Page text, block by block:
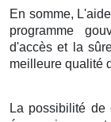
En somme,
programme
d'accès et la
meilleure qualité
La possibilité